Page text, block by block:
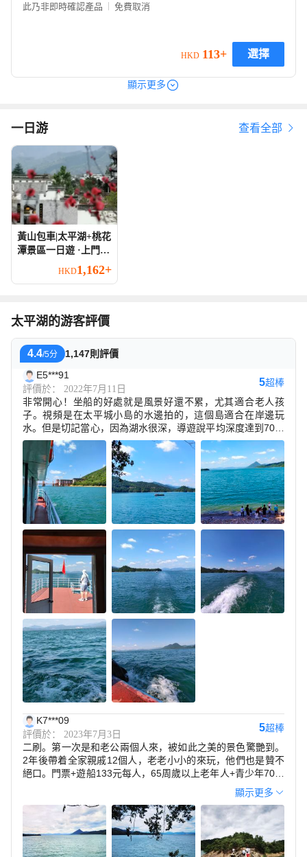
此乃非即時確認產品
免費取消
HKD 113+ 選擇
顯示更多
一日游 查看全部
黃山包車|太平湖+桃花
潭景區一日遊 ·上門接
HKD1,162+
太平湖的游客評價
4.4/5分
1,147則評價
E5***91
評價於： 2022年7月11日
5超棒
非常開心！坐船的好處就是風景好還不累，尤其適合老人孩
子。視頻是在太平城小島的水邊拍的，這個島適合在岸邊玩
水。但是切記當心，因為湖水很深，導遊說平均深度達到70多
米。
K7***09
評價於： 2023年7月3日
5超棒
二刷。第一次是和老公兩個人來，被如此之美的景色驚艷到。
2年後帶着全家親戚12個人，老老小小的來玩，他們也是贊不
絕口。門票+遊船133元每人，65周歲以上老年人+青少年70每
人。遊船+登三個小島，每個島20分鐘，一共加上遊船時間共2
顯示更多